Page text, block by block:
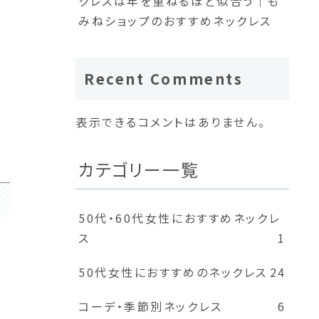
みねショップのおすすめネックレス
Recent Comments
表示できるコメントはありません。
カテゴリー一覧
50代・60代女性におすすめネックレ
ス
1
50代女性におすすめのネックレス 24
コーデ・季節別ネックレス
6